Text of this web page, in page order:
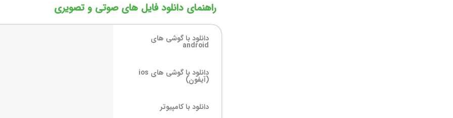
راهنمای دانلود فایل های صوتی و تصویری
دانلود با گوشی های
android
دانلود با گوشی های ios
(آیفون)
دانلود با کامپیوتر